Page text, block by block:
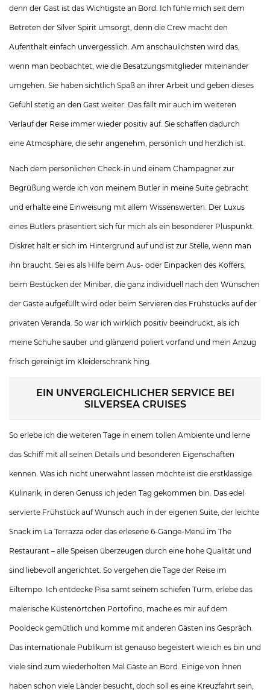
denn der Gast ist das Wichtigste an Bord. Ich fühle mich seit dem
Betreten der Silver Spirit umsorgt, denn die Crew macht den
Aufenthalt einfach unvergesslich. Am anschaulichsten wird das,
wenn man beobachtet, wie die Besatzungsmitglieder miteinander
umgehen. Sie haben sichtlich Spaß an ihrer Arbeit und geben dieses
Gefühl stetig an den Gast weiter. Das fällt mir auch im weiteren
Verlauf der Reise immer wieder positiv auf. Sie schaffen dadurch
eine Atmosphäre, die sehr angenehm, persönlich und herzlich ist.
Nach dem persönlichen Check-in und einem Champagner zur
Begrüßung werde ich von meinem Butler in meine Suite gebracht
und erhalte eine Einweisung mit allem Wissenswerten. Der Luxus
eines Butlers präsentiert sich für mich als ein besonderer Pluspunkt.
Diskret hält er sich im Hintergrund auf und ist zur Stelle, wenn man
ihn braucht. Sei es als Hilfe beim Aus- oder Einpacken des Koffers,
beim Bestücken der Minibar, die ganz individuell nach den Wünschen
der Gäste aufgefüllt wird oder beim Servieren des Frühstücks auf der
privaten Veranda. So war ich wirklich positiv beeindruckt, als ich
meine Schuhe sauber und glänzend poliert vorfand und mein Anzug
frisch gereinigt im Kleiderschrank hing.
EIN UNVERGLEICHLICHER SERVICE BEI
SILVERSEA CRUISES
So erlebe ich die weiteren Tage in einem tollen Ambiente und lerne
das Schiff mit all seinen Details und besonderen Eigenschaften
kennen. Was ich nicht unerwähnt lassen möchte ist die erstklassige
Kulinarik, in deren Genuss ich jeden Tag gekommen bin. Das edel
servierte Frühstück auf Wunsch auch in der eigenen Suite, der leichte
Snack im La Terrazza oder das erlesene 6-Gänge-Menü im The
Restaurant – alle Speisen überzeugen durch eine hohe Qualität und
sind liebevoll angerichtet. So vergehen die Tage der Reise im
Eiltempo. Ich entdecke Pisa samt seinem schiefen Turm, erlebe das
malerische Küstenörtchen Portofino, mache es mir auf dem
Pooldeck gemütlich und komme mit anderen Gästen ins Gespräch.
Das internationale Publikum ist genauso begeistert wie ich es bin und
viele sind zum wiederholten Mal Gäste an Bord. Einige von ihnen
haben schon viele Länder besucht, doch soll es eine Kreuzfahrt sein,